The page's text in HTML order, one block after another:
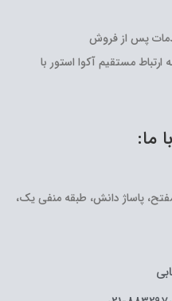
پس از فروش
مستقیم آکوا استور با
ما:
پاساژ دانش، طبقه منفی یک،